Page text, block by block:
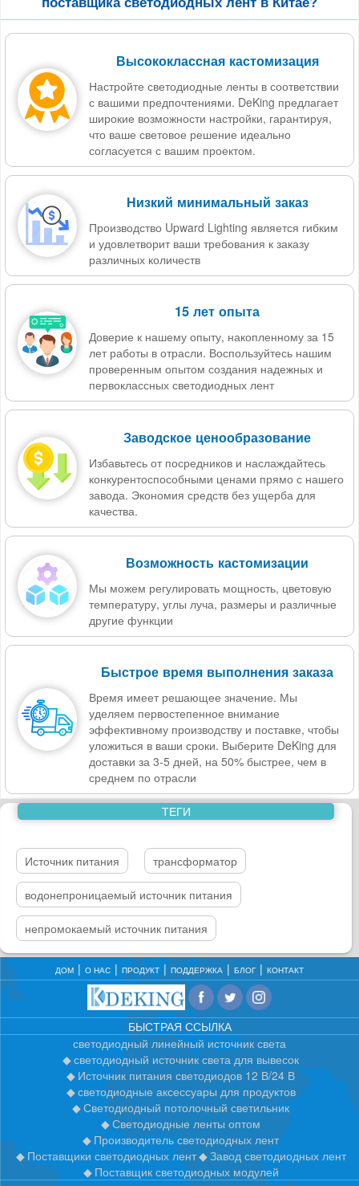
Высококлассная кастомизация
Настройте светодиодные ленты в соответствии
с вашими предпочтениями. DeKing предлагает
широкие возможности настройки, гарантируя,
что ваше световое решение идеально
согласуется с вашим проектом.
Низкий минимальный заказ
Производство Upward Lighting является гибким
и удовлетворит ваши требования к заказу
различных количеств
15 лет опыта
Доверие к нашему опыту, накопленному за 15
лет работы в отрасли. Воспользуйтесь нашим
проверенным опытом создания надежных и
первоклассных светодиодных лент
Заводское ценообразование
Избавьтесь от посредников и наслаждайтесь
конкурентоспособными ценами прямо с нашего
завода. Экономия средств без ущерба для
качества.
Возможность кастомизации
Мы можем регулировать мощность, цветовую
температуру, углы луча, размеры и различные
другие функции
Быстрое время выполнения заказа
Время имеет решающее значение. Мы
уделяем первостепенное внимание
эффективному производству и поставке, чтобы
уложиться в ваши сроки. Выберите DeKing для
доставки за 3-5 дней, на 50% быстрее, чем в
среднем по отрасли
ТЕГИ
Источник питания трансформатор
водонепроницаемый источник питания
непромокаемый источник питания
ДОМ О НАС ПРОДУКТ ПОДДЕРЖКА БЛОГ КОНТАКТ
БЫСТРАЯ ССЫЛКА
светодиодный линейный источник света
светодиодный источник света для вывесок
Источник питания светодиодов 12 В/24 В
светодиодные аксессуары для продуктов
Светодиодный потолочный светильник
Светодиодные ленты оптом
Производитель светодиодных лент
Поставщики светодиодных лент
Завод светодиодных лент
Поставщик светодиодных модулей